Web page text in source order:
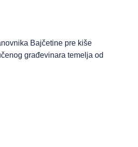
Bajčetine pre kiše
građevinara temelja od